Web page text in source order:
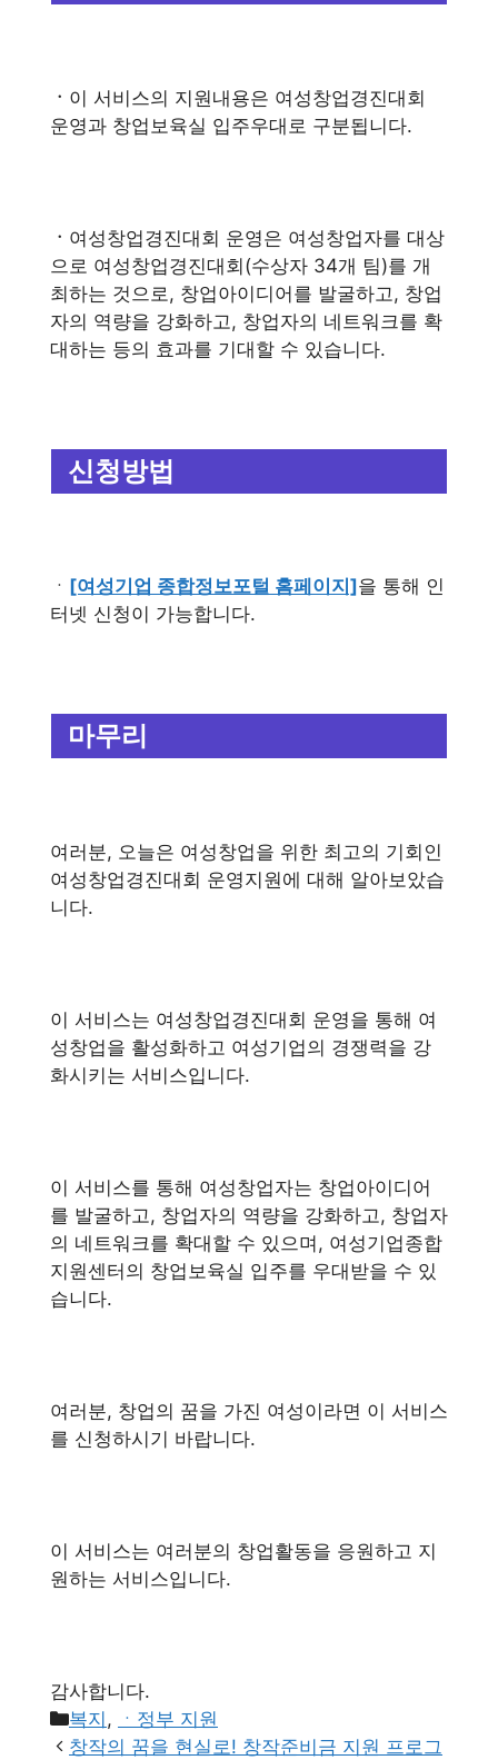
ㆍ 이 서비스의 지원내용은 여성창업경진대회
운영과 창업보육실 입주우대로 구분됩니다.
ㆍ 여성창업경진대회 운영은 여성창업자를 대상
으로 여성창업경진대회(수상자 34개 팀)를 개
최하는 것으로, 창업아이디어를 발굴하고, 창업
자의 역량을 강화하고, 창업자의 네트워크를 확
대하는 등의 효과를 기대할 수 있습니다.
신청방법
ㆍ [여성기업 종합정보포털 홈페이지]을 통해 인
터넷 신청이 가능합니다.
마무리
여러분, 오늘은 여성창업을 위한 최고의 기회인
여성창업경진대회 운영지원에 대해 알아보았습
니다.
이 서비스는 여성창업경진대회 운영을 통해 여
성창업을 활성화하고 여성기업의 경쟁력을 강
화시키는 서비스입니다.
이 서비스를 통해 여성창업자는 창업아이디어
를 발굴하고, 창업자의 역량을 강화하고, 창업자
의 네트워크를 확대할 수 있으며, 여성기업종합
지원센터의 창업보육실 입주를 우대받을 수 있
습니다.
여러분, 창업의 꿈을 가진 여성이라면 이 서비스
를 신청하시기 바랍니다.
이 서비스는 여러분의 창업활동을 응원하고 지
원하는 서비스입니다.
감사합니다.
카
테
복지,
ㆍ정부 지원
창작의 꿈을 현실로! 창작준비금 지원 프로그